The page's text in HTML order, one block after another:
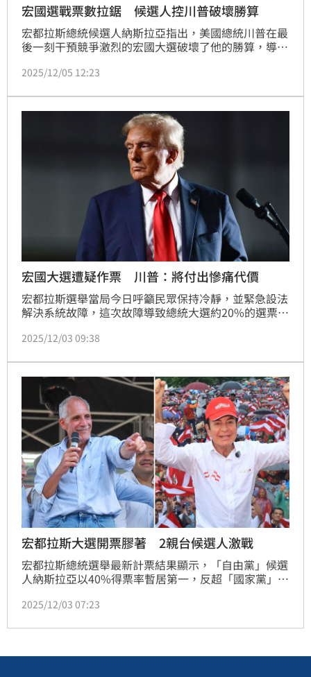
宏國選戰票數拉鋸 候選人控川普破壞勝算
宏都拉斯總統候選人納斯拉亞指出，美國總統川普在最
後一刻干預競爭激烈的宏國大選破壞了他的勝算，導致
2025/12/05 12:23
宏國大選遭疑作票 川普：將付出慘痛代價
宏都拉斯選舉當局今日呼籲民眾保持冷靜，並緊急設法
解決系統故障，這次故障導致總統大選約20%的選票尚
調若結果遭竄改，「後果將會非常嚴重」。
2025/12/03 09:38
宏都拉斯大選開票膠著 2親台候選人激戰
宏都拉斯總統選舉最新計票結果顯示，「自由黨」候選
人納斯拉亞以40%得票率暫居第一，反超「國家黨」的
仍膠著。
2025/12/03 07:23